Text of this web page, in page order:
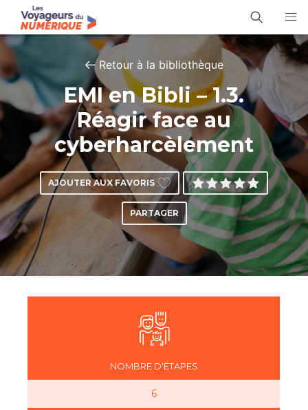
Retour à la bibliothèque
EMI en Bibli – 1.3.
Réagir face au
cyberharcèlement
AJOUTER AUX FAVORIS
PARTAGER
NOMBRE D'ÉTAPES
6